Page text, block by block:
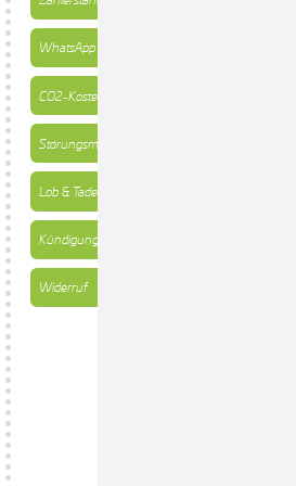
WhatsApp
CO2-Kosten-Rechner
Störungsmeldung
Lob & Tadel
Kündigung
Widerruf